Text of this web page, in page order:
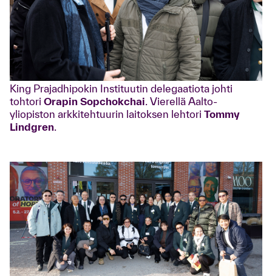
King Prajadhipokin Instituutin delegaatiota johti
tohtori Orapin Sopchokchai . Vierellä Aalto-
yliopiston arkkitehtuurin laitoksen lehtori Tommy
Lindgren